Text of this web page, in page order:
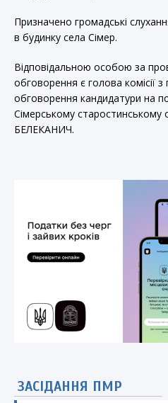
Призначено громадські
в будинку села Сімер.
Відповідальною особою за
обговорення є голова комісії
обговорення кандидатури на
Сімерському
БЕЛЕКАНИЧ.
ЗАСІДАННЯ ПМР